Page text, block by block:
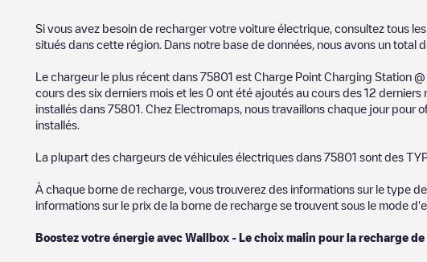
Si vous avez besoin de recharger votre voiture électrique, consultez tous
situés dans cette région. Dans notre base de données, nous avons un total
Le chargeur le plus récent dans 75801 est Charge Point Charging Station
cours des six derniers mois et les 0 ont été ajoutés au cours des 12
installés dans 75801 . Chez Electromaps, nous travaillons chaque jour
installés.
La plupart des chargeurs de véhicules électriques dans 75801 sont des
À chaque borne de recharge, vous trouverez des informations sur le type
informations sur le prix de la borne de recharge se trouvent sous le mode
Boostez votre énergie avec Wallbox - Le choix malin pour la recharge